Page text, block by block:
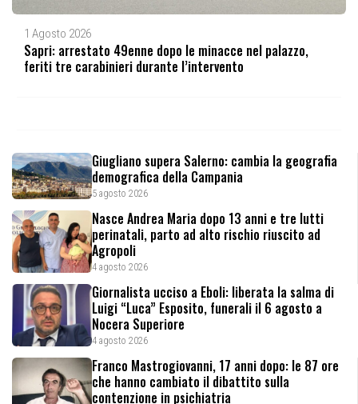
1 Agosto 2026
Sapri: arrestato 49enne dopo le minacce nel palazzo,
feriti tre carabinieri durante l’intervento
Giugliano supera Salerno: cambia la geografia
demografica della Campania
5 agosto 2026
Nasce Andrea Maria dopo 13 anni e tre lutti
perinatali, parto ad alto rischio riuscito ad
Agropoli
4 agosto 2026
Giornalista ucciso a Eboli: liberata la salma di
Luigi “Luca” Esposito, funerali il 6 agosto a
Nocera Superiore
4 agosto 2026
Franco Mastrogiovanni, 17 anni dopo: le 87 ore
che hanno cambiato il dibattito sulla
contenzione in psichiatria